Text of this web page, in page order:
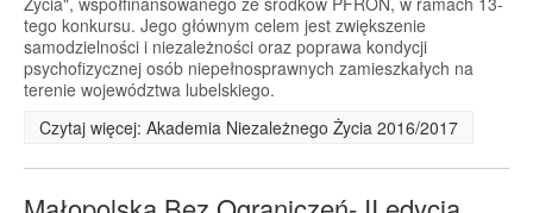
tego konkursu. Jego głównym celem jest zwiększenie
samodzielności i niezależności oraz poprawa kondycji
psychofizycznej osób niepełnosprawnych zamieszkałych na
terenie województwa lubelskiego.
Czytaj więcej: Akademia Niezależnego Życia 2016/2017